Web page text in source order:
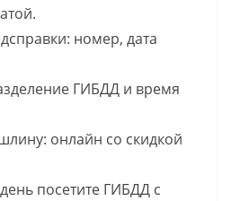
номер, дата
ГИБДД и время
онлайн со скидкой
посетите ГИБДД с